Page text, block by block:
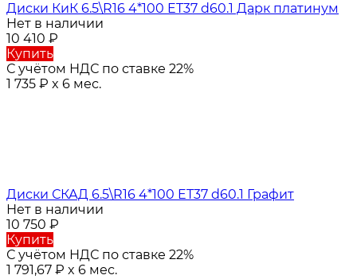
Диски КиК 6.5\R16 4*100 ET37 d60.1 Дарк платинум
Нет в наличии
10 410 ₽
Купить
С учётом НДС по ставке 22%
1 735 ₽ x 6 мес.
Диски СКАД 6.5\R16 4*100 ET37 d60.1 Графит
Нет в наличии
10 750 ₽
Купить
С учётом НДС по ставке 22%
1 791,67 ₽ x 6 мес.